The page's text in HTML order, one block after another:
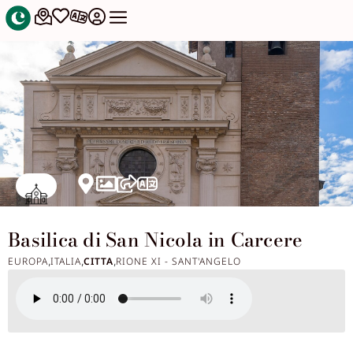
Basilica di San Nicola in Carcere
EUROPA,ITALIA,CITTA,RIONE XI - SANT'ANGELO